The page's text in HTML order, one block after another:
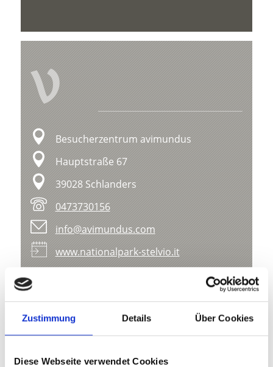
Zustimmung Details Über Cookies
Diese Webseite verwendet Cookies
V
Besucherzentrum avimundus
Hauptstraße 67
39028 Schlanders
0473730156
info@avimundus.com
www.nationalpark-stelvio.it
Karte & Höhenprofil
Impressionen